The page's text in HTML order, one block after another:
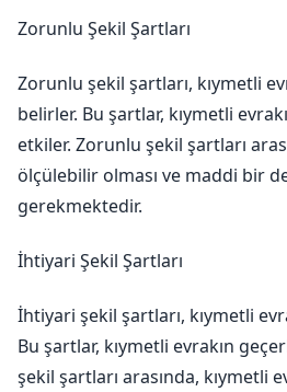
Zorunlu Şekil Şartları
Zorunlu şekil şartları, kıymetli
belirler. Bu şartlar, kıymetli
etkiler. Zorunlu şekil şartları
ölçülebilir olması ve maddi bir
gerekmektedir.
İhtiyari Şekil Şartları
İhtiyari şekil şartları, kıymetli
Bu şartlar, kıymetli evrakın
şekil şartları arasında, kıymetli